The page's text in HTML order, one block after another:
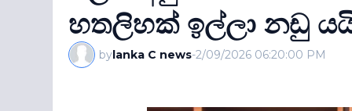
හතලිහක් ඉල්ලා නඩු
bylanka C news-2/09/2026 06:20:00 PM